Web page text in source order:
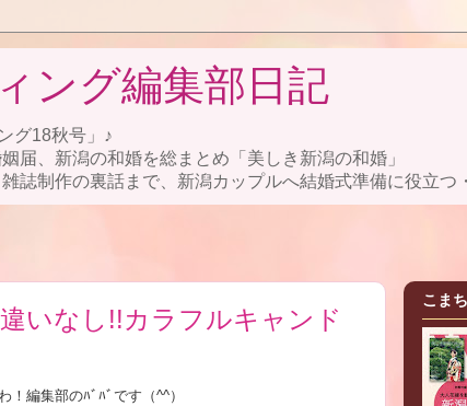
ング編集部日記
グ18秋号」♪
届、新潟の和婚を総まとめ「美しき新潟の和婚」
誌制作の裏話まで、新潟カップルへ結婚式準備に役立つ
いなし!!カラフルキャンド
！編集部のﾊﾞﾊﾞです（^^）
こま